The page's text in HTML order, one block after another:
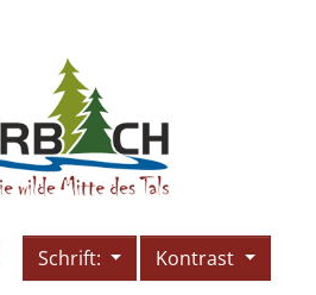
Schrift: Kontrast